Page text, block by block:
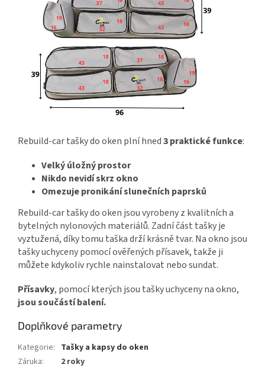
Rebuild-car tašky do oken plní hned3 praktické funkce:
Velký úložný prostor
Nikdo nevidí skrz okno
Omezuje pronikání slunečních paprsků
Rebuild-car tašky do oken jsou vyrobeny z kvalitních a
bytelných nylonových materiálů. Zadní část tašky je
vyztužená, díky tomu taška drží krásně tvar. Na okno jsou
tašky uchyceny pomocí ověřených přísavek, takže ji
můžete kdykoliv rychle nainstalovat nebo sundat.
Přísavky, pomocí kterých jsou tašky uchyceny na okno,
jsou součástí balení.
Doplňkové parametry
Kategorie: Tašky a kapsy do oken
Záruka: 2 roky